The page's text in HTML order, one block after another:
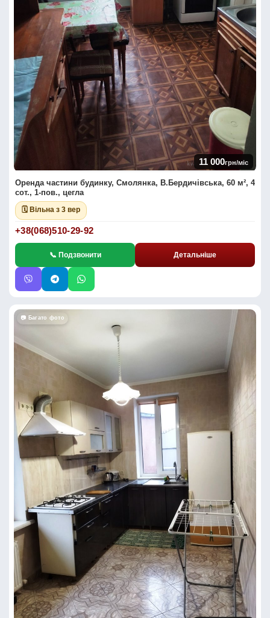
11 000грн/міс
Оренда частини будинку, Смолянка, В.Бердичівська, 60 м², 4
сот., 1-пов., цегла
🗓 Вільна з 3 вер
+38(068)510-29-92
📞 Подзвонити Детальніше
📷 Багато фото